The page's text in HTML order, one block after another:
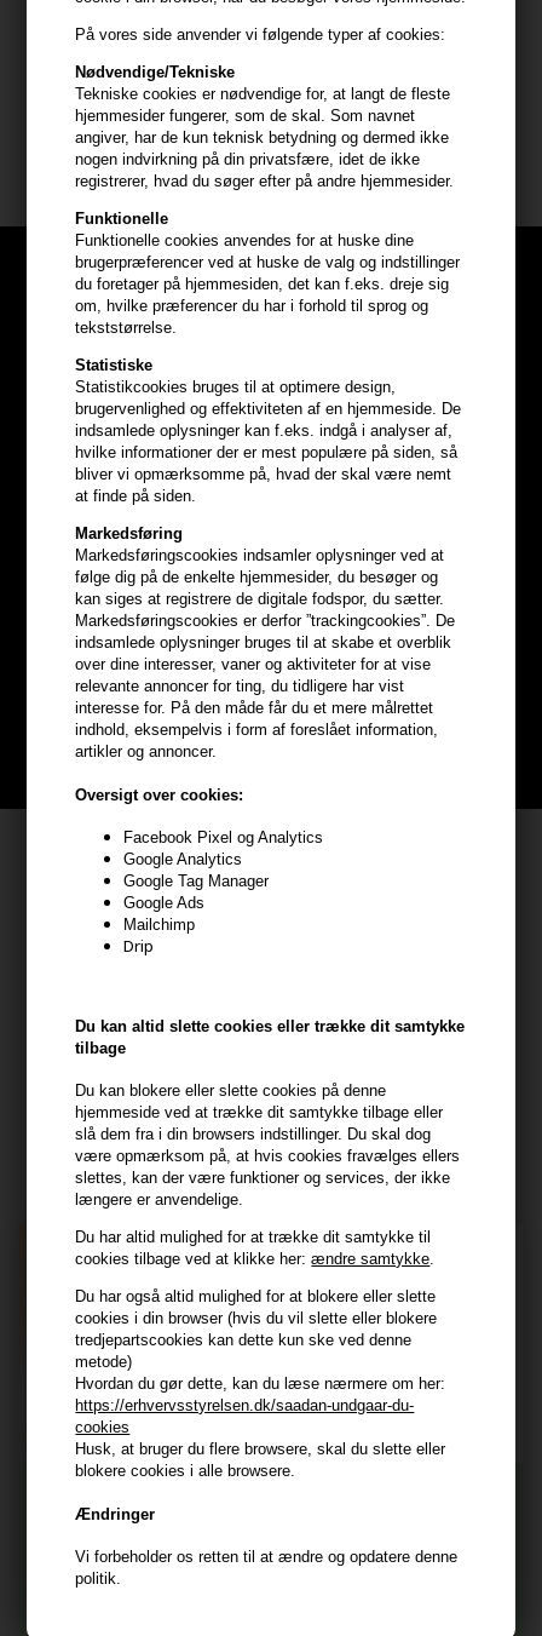
På vores side anvender vi følgende typer af cookies:
Nødvendige/Tekniske
Tekniske cookies er nødvendige for, at langt de fleste
hjemmesider fungerer, som de skal. Som navnet
angiver, har de kun teknisk betydning og dermed ikke
nogen indvirkning på din privatsfære, idet de ikke
registrerer, hvad du søger efter på andre hjemmesider.
Funktionelle
Funktionelle cookies anvendes for at huske dine
brugerpræferencer ved at huske de valg og indstillinger
du foretager på hjemmesiden, det kan f.eks. dreje sig
om, hvilke præferencer du har i forhold til sprog og
tekststørrelse.
Statistiske
Statistikcookies bruges til at optimere design,
brugervenlighed og effektiviteten af en hjemmeside. De
indsamlede oplysninger kan f.eks. indgå i analyser af,
hvilke informationer der er mest populære på siden, så
bliver vi opmærksomme på, hvad der skal være nemt
at finde på siden.
Markedsføring
Markedsføringscookies indsamler oplysninger ved at
følge dig på de enkelte hjemmesider, du besøger og
kan siges at registrere de digitale fodspor, du sætter.
Markedsføringscookies er derfor ”trackingcookies”. De
indsamlede oplysninger bruges til at skabe et overblik
over dine interesser, vaner og aktiviteter for at vise
relevante annoncer for ting, du tidligere har vist
interesse for. På den måde får du et mere målrettet
indhold, eksempelvis i form af foreslået information,
artikler og annoncer.
Oversigt over cookies:
Facebook Pixel og Analytics
Google Analytics
Google Tag Manager
Google Ads
Mailchimp
Drip
Du kan altid slette cookies eller trække dit samtykke
tilbage
Du kan blokere eller slette cookies på denne
hjemmeside ved at trække dit samtykke tilbage eller
slå dem fra i din browsers indstillinger. Du skal dog
være opmærksom på, at hvis cookies fravælges ellers
slettes, kan der være funktioner og services, der ikke
længere er anvendelige.
Du har altid mulighed for at trække dit samtykke til
cookies tilbage ved at klikke her:ændre samtykke.
Du har også altid mulighed for at blokere eller slette
cookies i din browser (hvis du vil slette eller blokere
tredjepartscookies kan dette kun ske ved denne
metode)
Hvordan du gør dette, kan du læse nærmere om her:
https://erhvervsstyrelsen.dk/saadan-undgaar-du-
cookies
Husk, at bruger du flere browsere, skal du slette eller
blokere cookies i alle browsere.
Ændringer
Vi forbeholder os retten til at ændre og opdatere denne
politik.
- Påfør voksen i vådt hår for et glansfuldt resultat
Indhold : 150ml
IdHAIR Elements Xclusive
Optjen5% bonuskronerpå
hele din ordre
Bliv helt gratis en del af vores kundeklub og optjen rabatter når du
handler
BLIV GRATIS MEDLEM HER
Kundeservice
Frisenborgvej 6A
7800 Skive
kundeservice@hair247.dk
Tlf. 23839799 (hverdage 9-14)
Modtag tilbud mm
Tilmeld dig nyhedsbrev - du kan altid afmelde det igen.
TILMELD
ConsentJeg accepterer vilkår og betingelser.
Læs mere her
Husk at vi har
Vi sender samme hverdag ved bestilling inden kl 14:45
356 dages returret
+9600 anmeldelser på Trustpilot , 4.9 Rating
Tilmeld dig nyhedsbrevet
Og modtag nyheder, eksklusive tilbud og rabatter